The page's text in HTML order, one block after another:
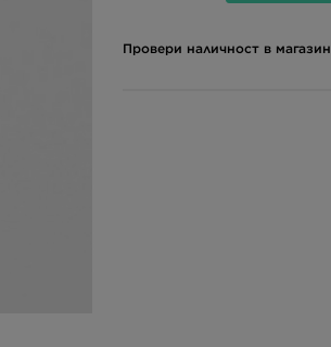
Провери наличност в магазин